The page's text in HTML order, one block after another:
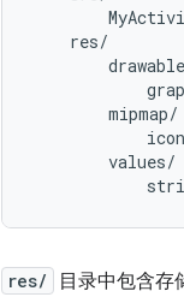
    res/
        mipmap/
        values/
res/ 目录中包含存